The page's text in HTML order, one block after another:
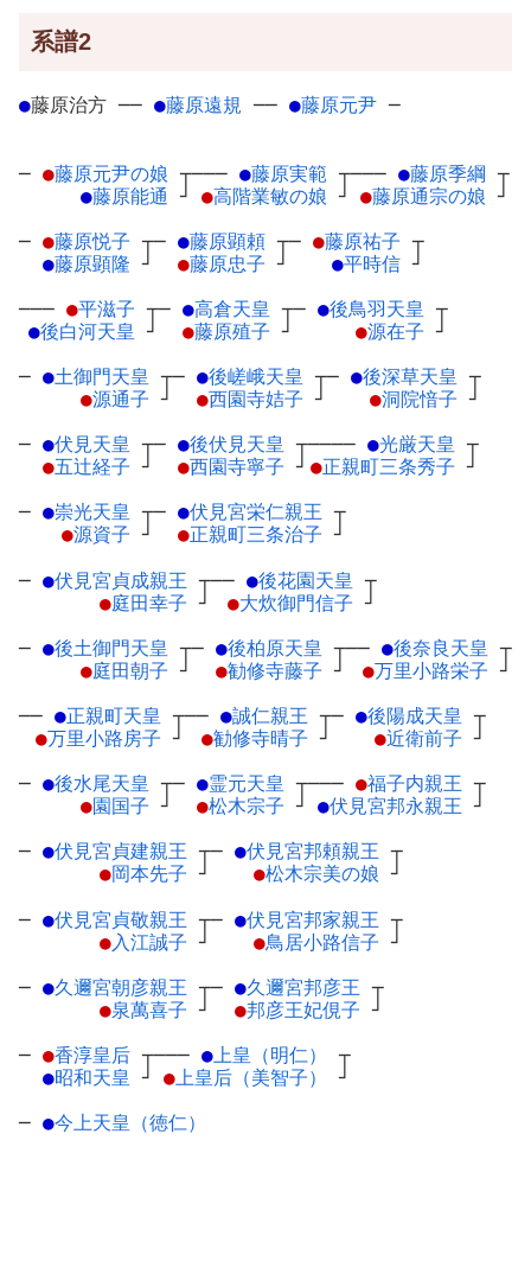
系譜2
●藤原治方 ── ●藤原遠規 ── ●藤原元尹 ─
─ ●藤原元尹の娘 ┬
●藤原能通 ┘
─── ●藤原実範 ┬
●高階業敏の娘 ┘
─── ●藤原季綱 ┬
●藤原通宗の娘 ┘
─ ●藤原悦子 ┬
●藤原顕隆 ┘
─ ●藤原顕頼 ┬
●藤原忠子 ┘
─ ●藤原祐子 ┬
●平時信 ┘
─── ●平滋子 ┬
●後白河天皇 ┘
─ ●高倉天皇 ┬
●藤原殖子 ┘
─ ●後鳥羽天皇 ┬
●源在子 ┘
─ ●土御門天皇 ┬
●源通子 ┘
─ ●後嵯峨天皇 ┬
●西園寺姞子 ┘
─ ●後深草天皇 ┬
●洞院愔子 ┘
─ ●伏見天皇 ┬
●五辻経子 ┘
─ ●後伏見天皇 ┬
●西園寺寧子 ┘
──── ●光厳天皇 ┬
●正親町三条秀子 ┘
─ ●崇光天皇 ┬
●源資子 ┘
─ ●伏見宮栄仁親王 ┬
●正親町三条治子 ┘
─ ●伏見宮貞成親王 ┬
●庭田幸子 ┘
── ●後花園天皇 ┬
●大炊御門信子 ┘
─ ●後土御門天皇 ┬
●庭田朝子 ┘
─ ●後柏原天皇 ┬
●勧修寺藤子 ┘
── ●後奈良天皇 ┬
●万里小路栄子 ┘
── ●正親町天皇 ┬
●万里小路房子 ┘
── ●誠仁親王 ┬
●勧修寺晴子 ┘
─ ●後陽成天皇 ┬
●近衛前子 ┘
─ ●後水尾天皇 ┬
●園国子 ┘
─ ●霊元天皇 ┬
●松木宗子 ┘
─── ●福子内親王 ┬
●伏見宮邦永親王 ┘
─ ●伏見宮貞建親王 ┬
●岡本先子 ┘
─ ●伏見宮邦頼親王 ┬
●松木宗美の娘 ┘
─ ●伏見宮貞敬親王 ┬
●入江誠子 ┘
─ ●伏見宮邦家親王 ┬
●鳥居小路信子 ┘
─ ●久邇宮朝彦親王 ┬
●泉萬喜子 ┘
─ ●久邇宮邦彦王 ┬
●邦彦王妃俔子 ┘
─ ●香淳皇后 ┬
●昭和天皇 ┘
─── ●上皇（明仁）
┬
●上皇后（美智子） ┘
─ ●今上天皇（徳仁）